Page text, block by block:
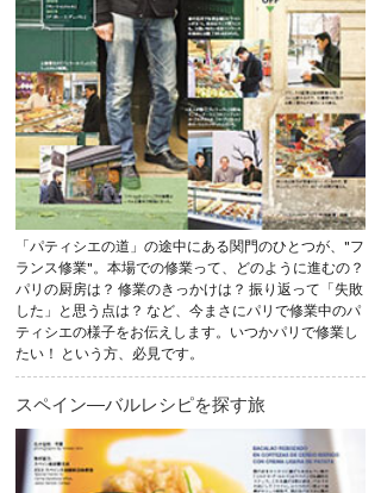
「パティシエの道」の途中にある関門のひとつが、"フ
ランス修業"。本場での修業って、どのように進むの？
パリの厨房は？ 修業のきっかけは？ 振り返って「失敗
した」と思う点は？ など、今まさにパリで修業中のパ
ティシエの様子をお伝えします。いつかパリで修業し
たい！ という方、必見です。
スペイン―バルレシピを探す旅